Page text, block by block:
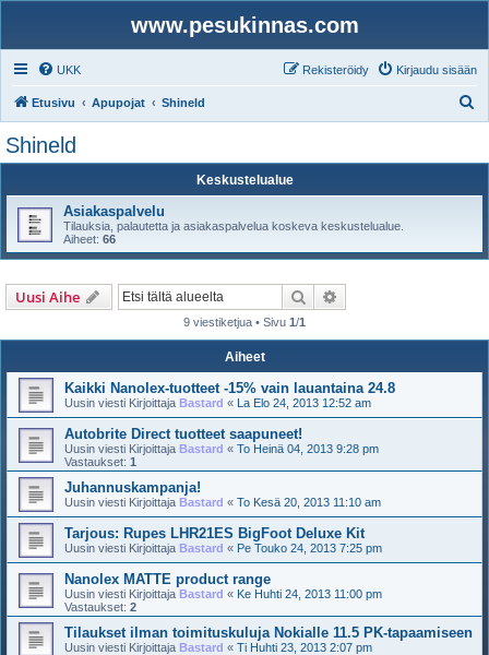
www.pesukinnas.com
UKK Kirjaudu sisään
Rekisteröidy
Etusivu Apupojat Shineld
Shineld
Keskustelualue
Asiakaspalvelu
Tilauksia, palautetta ja asiakaspalvelua koskeva keskustelualue.
Aiheet: 66
Uusi Aihe Etsi
9 viestiketjua • Sivu 1/1
Aiheet
Kaikki Nanolex-tuotteet -15% vain lauantaina 24.8
Uusin viesti Kirjoittaja Bastard « La Elo 24, 2013 12:52 am
Autobrite Direct tuotteet saapuneet!
Uusin viesti Kirjoittaja Bastard « To Heinä 04, 2013 9:28 pm
Vastaukset: 1
Juhannuskampanja!
Uusin viesti Kirjoittaja Bastard « To Kesä 20, 2013 11:10 am
Tarjous: Rupes LHR21ES BigFoot Deluxe Kit
Uusin viesti Kirjoittaja Bastard « Pe Touko 24, 2013 7:25 pm
Nanolex MATTE product range
Uusin viesti Kirjoittaja Bastard « Ke Huhti 24, 2013 11:00 pm
Vastaukset: 2
Tilaukset ilman toimituskuluja Nokialle 11.5 PK-tapaamiseen
Uusin viesti Kirjoittaja Bastard « Ti Huhti 23, 2013 2:07 pm